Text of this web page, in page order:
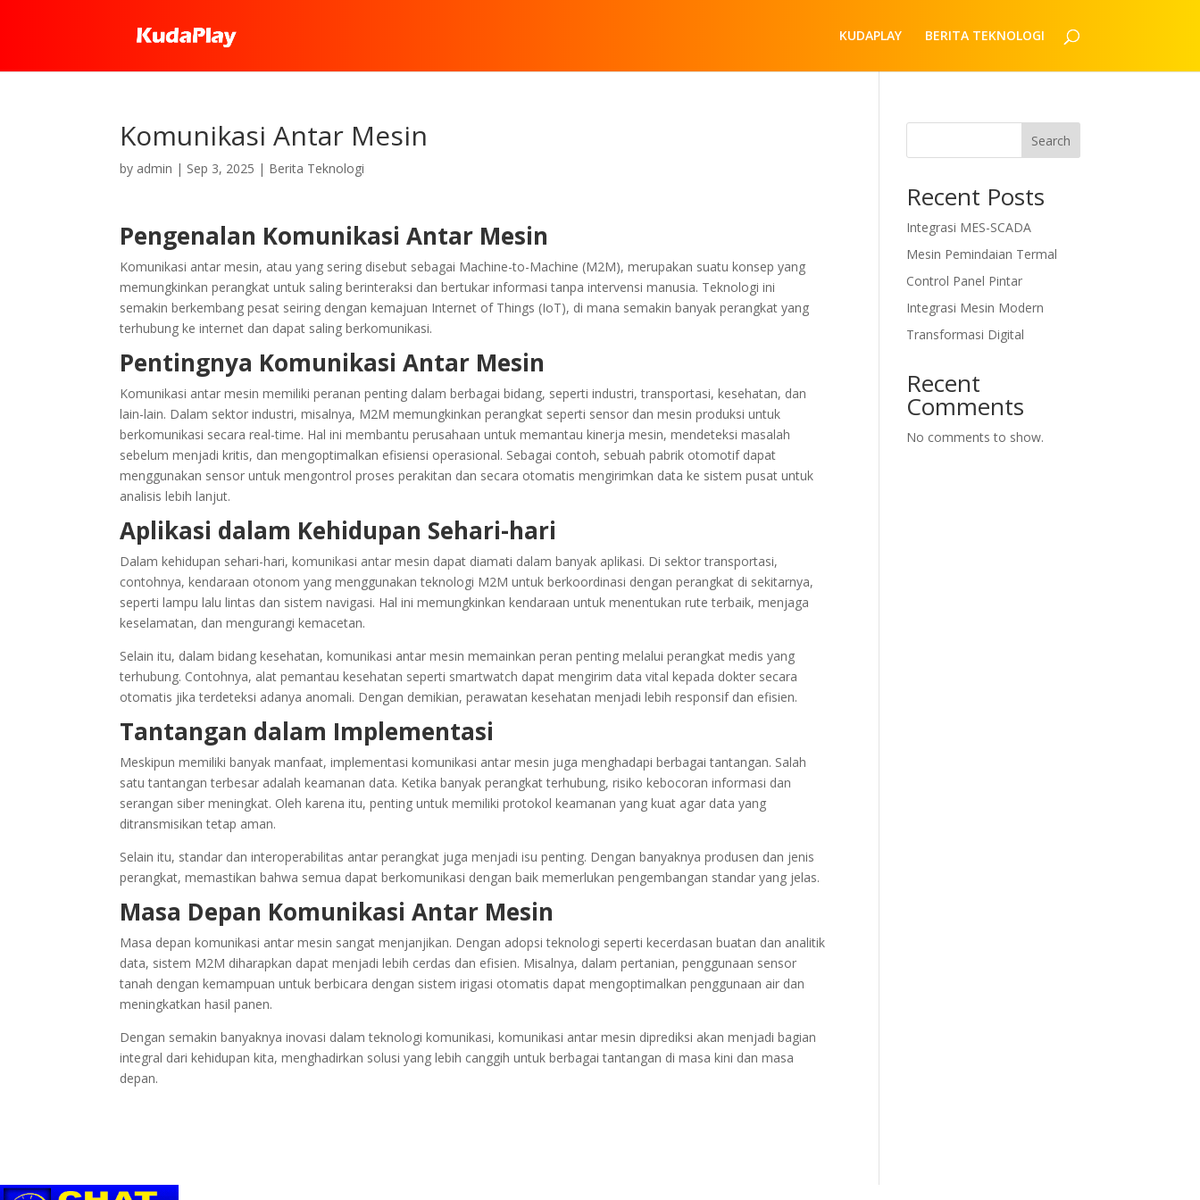
KUDAPLAY BERITA TEKNOLOGI
Komunikasi Antar Mesin
by admin | Sep 3, 2025 | Berita Teknologi
Pengenalan Komunikasi Antar Mesin
Komunikasi antar mesin, atau yang sering disebut sebagai Machine-to-Machine (M2M), merupakan suatu konsep yang
memungkinkan perangkat untuk saling berinteraksi dan bertukar informasi tanpa intervensi manusia. Teknologi ini
semakin berkembang pesat seiring dengan kemajuan Internet of Things (IoT), di mana semakin banyak perangkat yang
terhubung ke internet dan dapat saling berkomunikasi.
Pentingnya Komunikasi Antar Mesin
Komunikasi antar mesin memiliki peranan penting dalam berbagai bidang, seperti industri, transportasi, kesehatan, dan
lain-lain. Dalam sektor industri, misalnya, M2M memungkinkan perangkat seperti sensor dan mesin produksi untuk
berkomunikasi secara real-time. Hal ini membantu perusahaan untuk memantau kinerja mesin, mendeteksi masalah
sebelum menjadi kritis, dan mengoptimalkan efisiensi operasional. Sebagai contoh, sebuah pabrik otomotif dapat
menggunakan sensor untuk mengontrol proses perakitan dan secara otomatis mengirimkan data ke sistem pusat untuk
analisis lebih lanjut.
Aplikasi dalam Kehidupan Sehari-hari
Dalam kehidupan sehari-hari, komunikasi antar mesin dapat diamati dalam banyak aplikasi. Di sektor transportasi,
contohnya, kendaraan otonom yang menggunakan teknologi M2M untuk berkoordinasi dengan perangkat di sekitarnya,
seperti lampu lalu lintas dan sistem navigasi. Hal ini memungkinkan kendaraan untuk menentukan rute terbaik, menjaga
keselamatan, dan mengurangi kemacetan.
Selain itu, dalam bidang kesehatan, komunikasi antar mesin memainkan peran penting melalui perangkat medis yang
terhubung. Contohnya, alat pemantau kesehatan seperti smartwatch dapat mengirim data vital kepada dokter secara
otomatis jika terdeteksi adanya anomali. Dengan demikian, perawatan kesehatan menjadi lebih responsif dan efisien.
Tantangan dalam Implementasi
Meskipun memiliki banyak manfaat, implementasi komunikasi antar mesin juga menghadapi berbagai tantangan. Salah
satu tantangan terbesar adalah keamanan data. Ketika banyak perangkat terhubung, risiko kebocoran informasi dan
serangan siber meningkat. Oleh karena itu, penting untuk memiliki protokol keamanan yang kuat agar data yang
ditransmisikan tetap aman.
Selain itu, standar dan interoperabilitas antar perangkat juga menjadi isu penting. Dengan banyaknya produsen dan jenis
perangkat, memastikan bahwa semua dapat berkomunikasi dengan baik memerlukan pengembangan standar yang jelas.
Masa Depan Komunikasi Antar Mesin
Masa depan komunikasi antar mesin sangat menjanjikan. Dengan adopsi teknologi seperti kecerdasan buatan dan analitik
data, sistem M2M diharapkan dapat menjadi lebih cerdas dan efisien. Misalnya, dalam pertanian, penggunaan sensor
tanah dengan kemampuan untuk berbicara dengan sistem irigasi otomatis dapat mengoptimalkan penggunaan air dan
meningkatkan hasil panen.
Dengan semakin banyaknya inovasi dalam teknologi komunikasi, komunikasi antar mesin diprediksi akan menjadi bagian
integral dari kehidupan kita, menghadirkan solusi yang lebih canggih untuk berbagai tantangan di masa kini dan masa
depan.
Search
Recent Posts
Integrasi MES-SCADA
Mesin Pemindaian Termal
Control Panel Pintar
Integrasi Mesin Modern
Transformasi Digital
Recent
Comments
No comments to show.